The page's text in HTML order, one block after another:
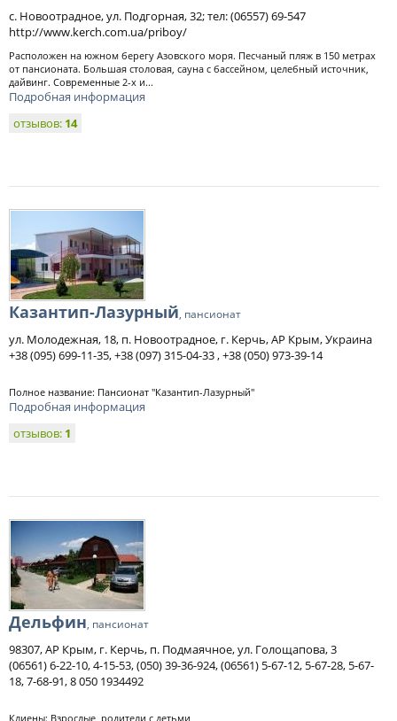
с. Новоотрадное, ул. Подгорная, 32; тел: (06557) 69-547
http://www.kerch.com.ua/priboy/
Расположен на южном берегу Азовского моря. Песчаный пляж в 150 метрах
от пансионата. Большая столовая, сауна с бассейном, целебный источник,
дайвинг. Современные 2-х и...
Подробная информация
отзывов: 14
Казантип-Лазурный, пансионат
ул. Молодежная, 18, п. Новоотрадное, г. Керчь, АР Крым, Украина
+38 (095) 699-11-35, +38 (097) 315-04-33 , +38 (050) 973-39-14
Полное название: Пансионат "Казантип-Лазурный"
Подробная информация
отзывов: 1
Дельфин, пансионат
98307, АР Крым, г. Керчь, п. Подмаячное, ул. Голощапова, 3
(06561) 6-22-10, 4-15-53, (050) 39-36-924, (06561) 5-67-12, 5-67-28, 5-67-
18, 7-68-91, 8 050 1934492
Клиены: Взрослые, родители с детьми